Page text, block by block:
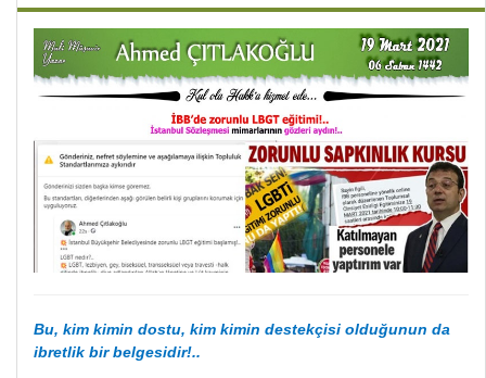
Bu, kim kimin dostu, kim kimin destekçisi olduğunun da
ibretlik bir belgesidir!..